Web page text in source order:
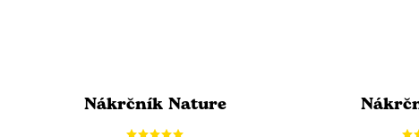
Nákrčník Nature